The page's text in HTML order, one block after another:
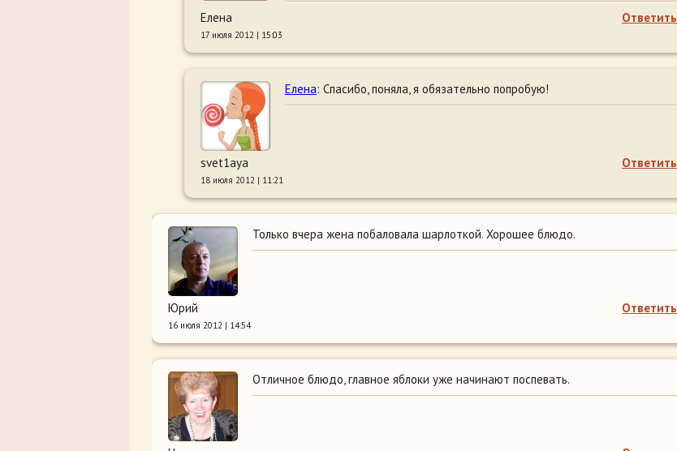
Ответить
Елена
17 июля 2012 | 15:03
Елена: Спасибо, поняла, я обязательно попробую!
Ответить
svet1aya
18 июля 2012 | 11:21
Только вчера жена побаловала шарлоткой. Хорошее блюдо.
Ответить
Юрий
16 июля 2012 | 14:54
Отличное блюдо, главное яблоки уже начинают поспевать.